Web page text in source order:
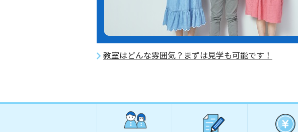
教室はどんな雰囲気？まずは見学も可能です！